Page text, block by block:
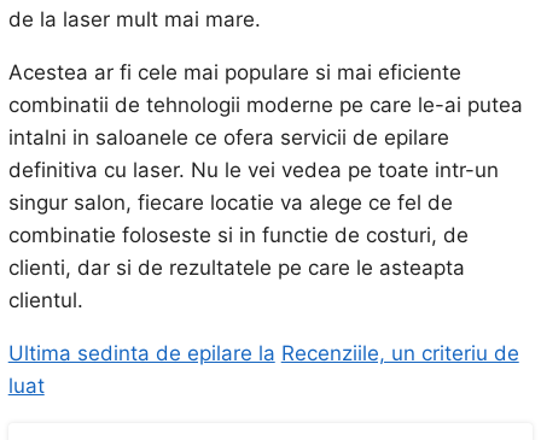
de la laser mult mai mare.
Acestea ar fi cele mai populare si mai eficiente
combinatii de tehnologii moderne pe care le-ai putea
intalni in saloanele ce ofera servicii de epilare
definitiva cu laser. Nu le vei vedea pe toate intr-un
singur salon, fiecare locatie va alege ce fel de
combinatie foloseste si in functie de costuri, de
clienti, dar si de rezultatele pe care le asteapta
clientul.
Ultima sedinta de epilare la Recenziile, un criteriu de
luat